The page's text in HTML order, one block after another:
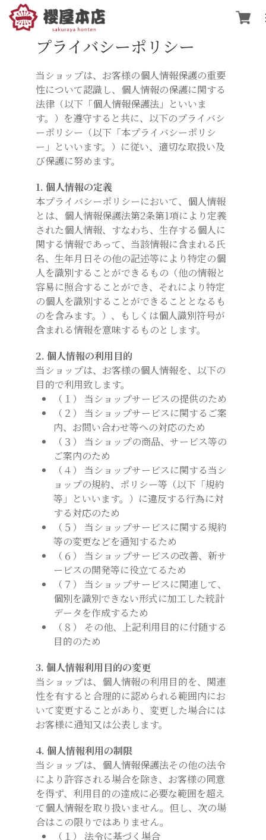
プライバシーポリシー
当ショップは、お客様の個人情報保護の重要
性について認識し、個人情報の保護に関する
法律（以下「個人情報保護法」といいま
す。）を遵守すると共に、以下のプライバシ
ーポリシー（以下「本プライバシーポリシ
ー」といいます。）に従い、適切な取扱い及
び保護に努めます。
1. 個人情報の定義
本プライバシーポリシーにおいて、個人情報
とは、個人情報保護法第2条第1項により定義
された個人情報、すなわち、生存する個人に
関する情報であって、当該情報に含まれる氏
名、生年月日その他の記述等により特定の個
人を識別することができるもの（他の情報と
容易に照合することができ、それにより特定
の個人を識別することができることとなるも
のを含みます。）、もしくは個人識別符号が
含まれる情報を意味するものとします。
2. 個人情報の利用目的
当ショップは、お客様の個人情報を、以下の
目的で利用致します。
（１） 当ショップサービスの提供のため
（２） 当ショップサービスに関するご案
内、お問い合わせ等への対応のため
（３） 当ショップの商品、サービス等の
ご案内のため
（４） 当ショップサービスに関する当シ
ョップの規約、ポリシー等（以下「規約
等」といいます。）に違反する行為に対
する対応のため
（５） 当ショップサービスに関する規約
等の変更などを通知するため
（６） 当ショップサービスの改善、新サ
ービスの開発等に役立てるため
（７） 当ショップサービスに関連して、
個別を識別できない形式に加工した統計
データを作成するため
（８） その他、上記利用目的に付随する
目的のため
3. 個人情報利用目的の変更
当ショップは、個人情報の利用目的を、関連
性を有すると合理的に認められる範囲内にお
いて変更することがあり、変更した場合には
お客様に通知又は公表します。
4. 個人情報利用の制限
当ショップは、個人情報保護法その他の法令
により許容される場合を除き、お客様の同意
を得ず、利用目的の達成に必要な範囲を超え
て個人情報を取り扱いません。但し、次の場
合はこの限りではありません。
（１） 法令に基づく場合